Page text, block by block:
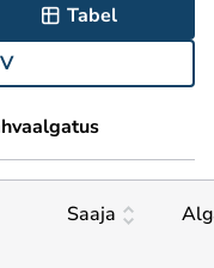
Tabel
Saaja